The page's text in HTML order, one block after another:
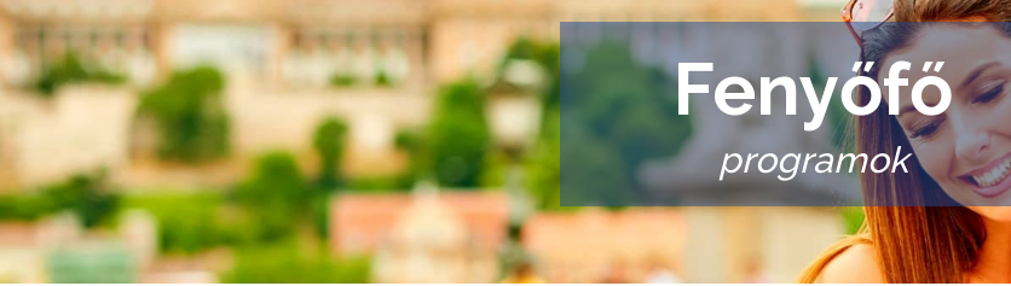
Fenyőfő
programok